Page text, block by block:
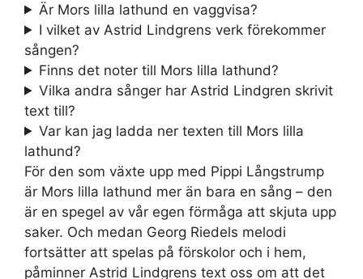
Är Mors lilla lathund en vaggvisa?
I vilket av Astrid Lindgrens verk förekommer
sången?
Finns det noter till Mors lilla lathund?
Vilka andra sånger har Astrid Lindgren skrivit
text till?
Var kan jag ladda ner texten till Mors lilla
lathund?
För den som växte upp med Pippi Långstrump
är Mors lilla lathund mer än bara en sång – den
är en spegel av vår egen förmåga att skjuta upp
saker. Och medan Georg Riedels melodi
fortsätter att spelas på förskolor och i hem,
påminner Astrid Lindgrens text oss om att det